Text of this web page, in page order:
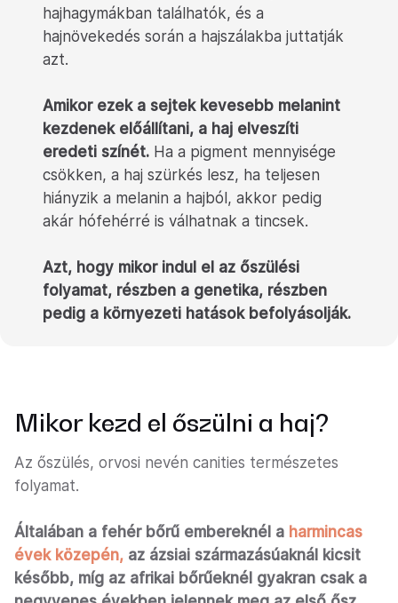
hajhagymákban találhatók, és a
hajnövekedés során a hajszálakba juttatják
azt.
Amikor ezek a sejtek kevesebb melanint
kezdenek előállítani, a haj elveszíti
eredeti színét. Ha a pigment mennyisége
csökken, a haj szürkés lesz, ha teljesen
hiányzik a melanin a hajból, akkor pedig
akár hófehérré is válhatnak a tincsek.
Azt, hogy mikor indul el az őszülési
folyamat, részben a genetika, részben
pedig a környezeti hatások befolyásolják.
Mikor kezd el őszülni a haj?
Az őszülés, orvosi nevén canities természetes
folyamat.
Általában a fehér bőrű embereknél a harmincas
évek közepén, az ázsiai származásúaknál kicsit
később, míg az afrikai bőrűeknél gyakran csak a